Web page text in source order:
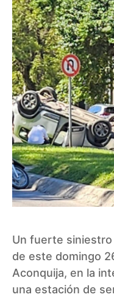
Un fuerte
de este domingo
Aconquija, en la
una estación de